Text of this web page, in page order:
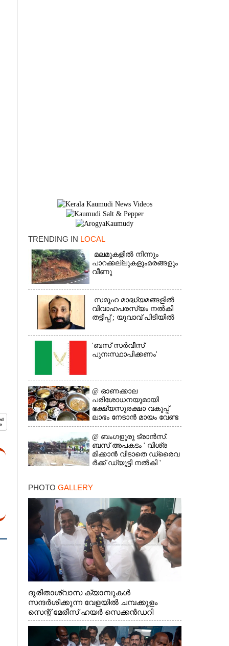
TRENDING IN LOCAL
മലമുകളിൽ നിന്നും
പാറക്കല്ലുകളുംമരങ്ങളും
വീണു
സമൂഹ മാദ്ധ്യമങ്ങളിൽ
വിവാഹപരസ്യം നൽകി
തട്ടിപ്പ് ; യുവാവ് പിടിയിൽ
'ബസ് സർവീസ്
പുനഃസ്ഥാപിക്കണം'
@​​​​​​​ ഓണക്കാല
പരിശോധനയുമായി
ഭക്ഷ്യസുരക്ഷാ വകുപ്പ്
ലാഭം നേടാൻ മായം വേണ്ട
@ ബംഗളൂരു ട്രാൻസ്.
ബസ് അപകടം ' വി​ശ്ര​
മിക്കാൻ വിടാതെ ഡ്രൈ​വ​
ർ​ക്ക് ഡ്യൂട്ടി നൽകി '
PHOTO GALLERY
ദുരിതാശ്വാസ ക്യാമ്പുകൾ
സന്ദർശിക്കുന്ന വേളയിൽ ചമ്പക്കുളം
സെന്റ് മേരീസ് ഹയർ സെക്കൻഡറി
സ്കൂളിലെ ക്യാമ്പിലെത്തിയ എ.ഐ.സി.സി
ജനറൽ സെക്രട്ടറി കെ.സി
വേണുഗോപാൽ എം.പി കുരുന്നിനെ
×